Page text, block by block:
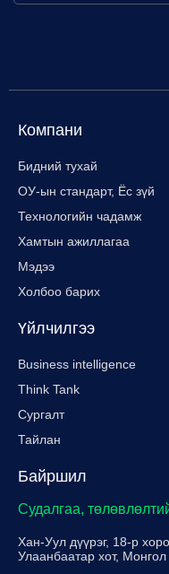
Компани
Бидний тухай
ОУ-ын стандарт, Ёс зүй
Технологийн чадамж
Хамтын ажиллагаа
Мэдээ
Холбоо барих
Үйлчилгээ
Business intelligence
Think Tank
Сургалт
Тайлан
Байршил
Судалгаа,
Хан-Уул дүүрэг, 18-р
Улаанбаатар хот, Монгол